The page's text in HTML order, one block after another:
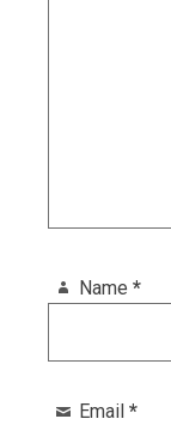
Name *
Email *